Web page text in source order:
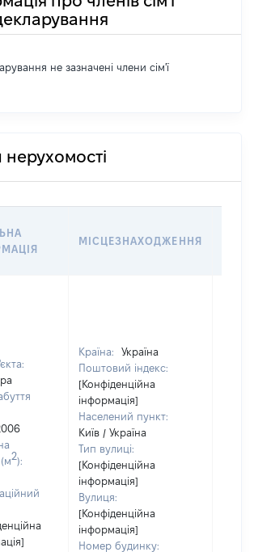
не зазначені члени сім'ї
нерухомості
МІСЦЕЗНАХОДЖЕННЯ
2):
Країна:
Україна
Поштовий індекс:
[Конфіденційна
інформація]
Населений пункт:
Київ / Україна
Тип вулиці:
[Конфіденційна
інформація]
Вулиця:
[Конфіденційна
інформація]
Номер будинку: